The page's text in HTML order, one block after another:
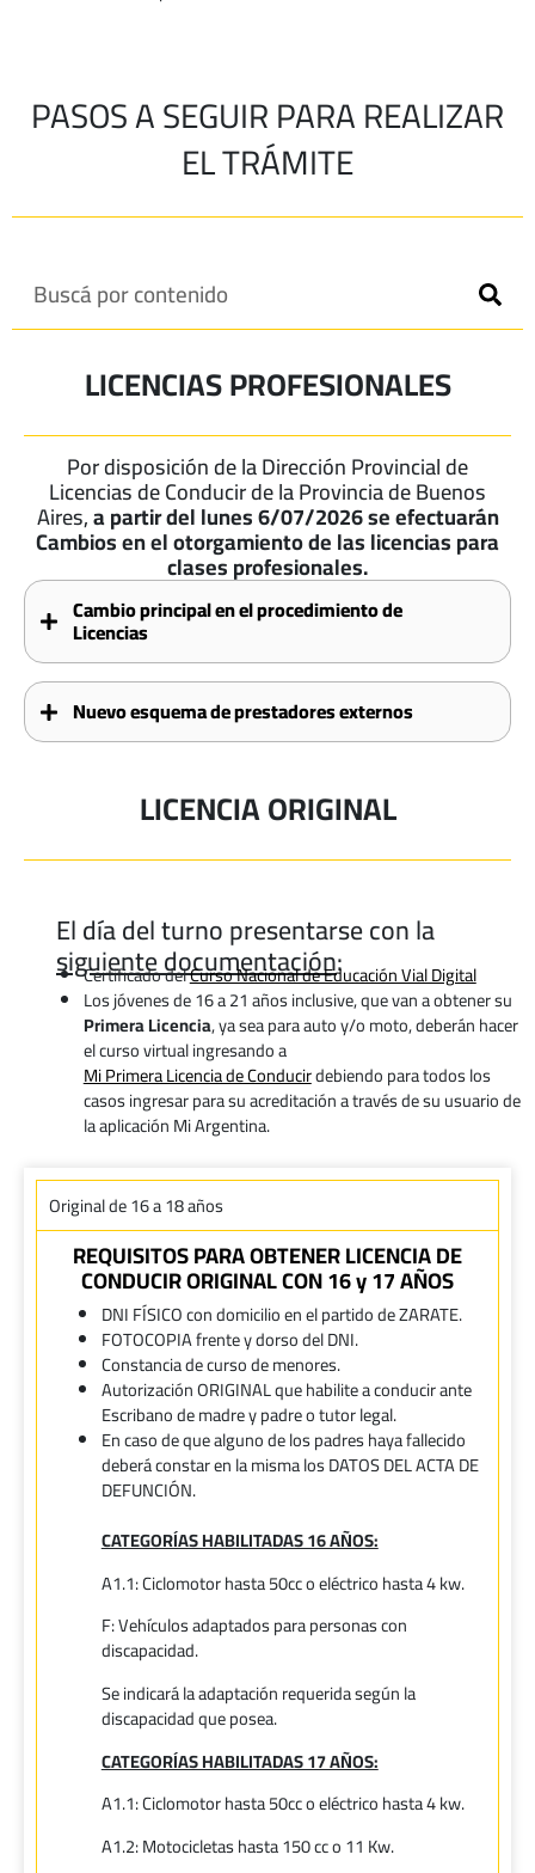
PASOS A SEGUIR PARA REALIZAR
EL TRÁMITE
Buscá por contenido
LICENCIAS PROFESIONALES
Por disposición de la Dirección Provincial de
Licencias de Conducir de la Provincia de Buenos
Aires,a partir del lunes 6/07/2026 se efectuarán
Cambios en el otorgamiento de las licencias para
clases profesionales.
Cambio principal en el procedimiento de
Licencias
Nuevo esquema de prestadores externos
LICENCIA ORIGINAL
El día del turno presentarse con la
siguiente documentación:
Certificado delCurso Nacional de Educación Vial Digital
Los jóvenes de 16 a 21 años inclusive, que van a obtener su
Primera Licencia, ya sea para auto y/o moto, deberán hacer
el curso virtual ingresando a
Mi Primera Licencia de Conducirdebiendo para todos los
casos ingresar para su acreditación a través de su usuario de
la aplicación Mi Argentina.
Original de 16 a 18 años
REQUISITOS PARA OBTENER LICENCIA DE
CONDUCIR ORIGINAL CON 16 y 17 AÑOS
DNI FÍSICO con domicilio en el partido de ZARATE.
FOTOCOPIA frente y dorso del DNI.
Constancia de curso de menores.
Autorización ORIGINAL que habilite a conducir ante
Escribano de madre y padre o tutor legal.
En caso de que alguno de los padres haya fallecido
deberá constar en la misma los DATOS DEL ACTA DE
DEFUNCIÓN.
CATEGORÍAS HABILITADAS 16 AÑOS:
A1.1: Ciclomotor hasta 50cc o eléctrico hasta 4 kw.
F: Vehículos adaptados para personas con
discapacidad.
Se indicará la adaptación requerida según la
discapacidad que posea.
CATEGORÍAS HABILITADAS 17 AÑOS:
A1.1: Ciclomotor hasta 50cc o eléctrico hasta 4 kw.
A1.2: Motocicletas hasta 150 cc o 11 Kw.